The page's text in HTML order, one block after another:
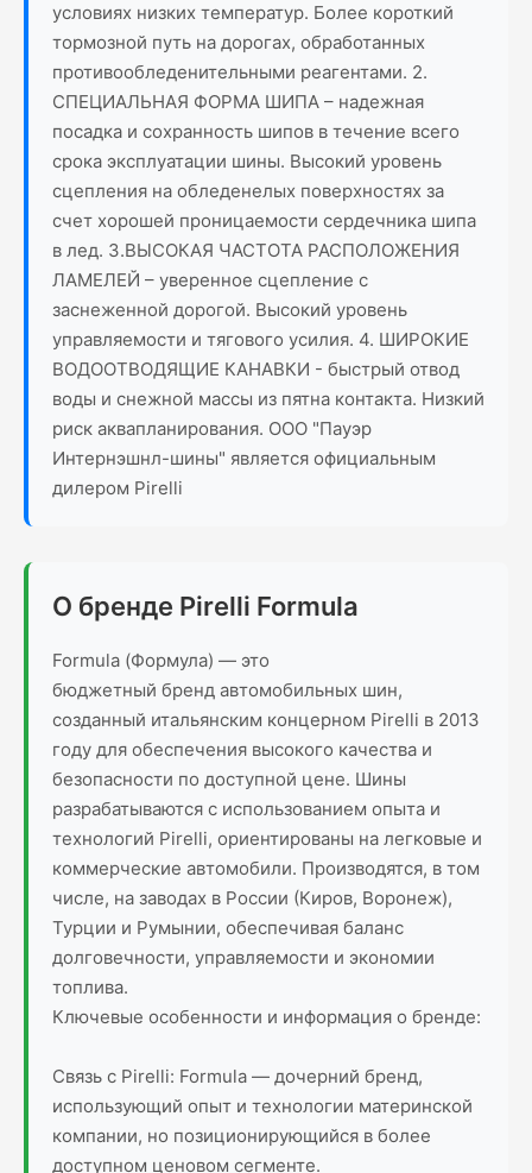
условиях низких температур. Более короткий
тормозной путь на дорогах, обработанных
противообледенительными реагентами. 2.
СПЕЦИАЛЬНАЯ ФОРМА ШИПА – надежная
посадка и сохранность шипов в течение всего
срока эксплуатации шины. Высокий уровень
сцепления на обледенелых поверхностях за
счет хорошей проницаемости сердечника шипа
в лед. 3.ВЫСОКАЯ ЧАСТОТА РАСПОЛОЖЕНИЯ
ЛАМЕЛЕЙ – уверенное сцепление с
заснеженной дорогой. Высокий уровень
управляемости и тягового усилия. 4. ШИРОКИЕ
ВОДООТВОДЯЩИЕ КАНАВКИ - быстрый отвод
воды и снежной массы из пятна контакта. Низкий
риск аквапланирования. ООО "Пауэр
Интернэшнл-шины" является официальным
дилером Pirelli
О бренде Pirelli Formula
Formula (Формула) — это
бюджетный бренд автомобильных шин,
созданный итальянским концерном Pirelli в 2013
году для обеспечения высокого качества и
безопасности по доступной цене. Шины
разрабатываются с использованием опыта и
технологий Pirelli, ориентированы на легковые и
коммерческие автомобили. Производятся, в том
числе, на заводах в России (Киров, Воронеж),
Турции и Румынии, обеспечивая баланс
долговечности, управляемости и экономии
топлива.
Ключевые особенности и информация о бренде:
Связь с Pirelli: Formula — дочерний бренд,
использующий опыт и технологии материнской
компании, но позиционирующийся в более
доступном ценовом сегменте.